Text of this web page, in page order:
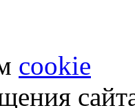
cookie